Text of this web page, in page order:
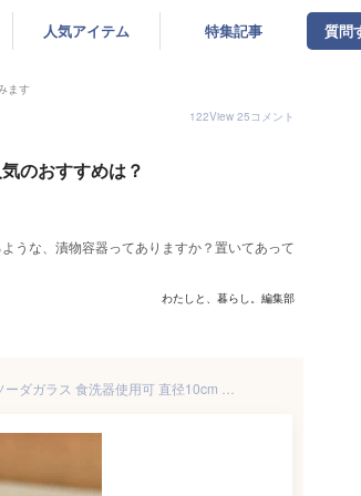
人気アイテム 特集記事 質問
ます
122View 25コメント
のおすすめは？
うな、漬物容器ってありますか？置いてあって
わたしと、暮らし。編集部